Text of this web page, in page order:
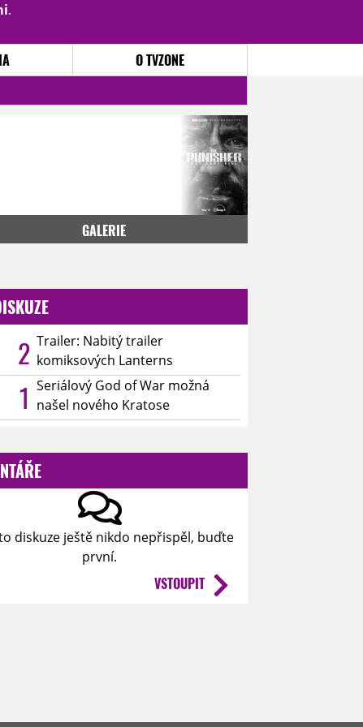
.
O TVZONE
GALERIE
2 Trailer: Nabitý trailer
komiksových Lanterns
1 Seriálový God of War možná
našel nového Kratose
diskuze ještě nikdo nepřispěl, buďte
první.
VSTOUPIT